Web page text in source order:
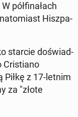
pół­fi­na­łach
na­to­miast Hisz­pa­
starcie do­świad­
Cri­stia­no
Piłkę z 17-letnim
za "złote